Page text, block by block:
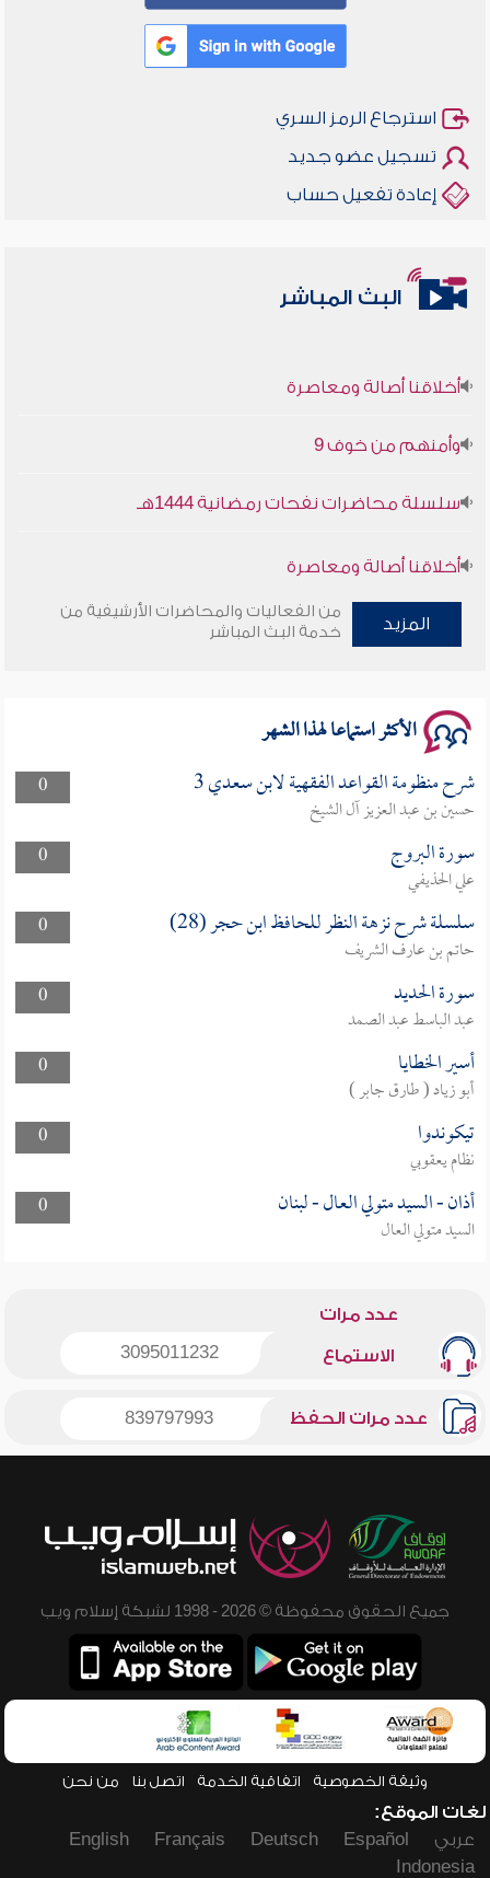
استرجاع الرمز السري
تسجيل عضو جديد
إعادة تفعيل حساب
البث المباشر
أخلاقنا أصالة ومعاصرة
وأمنهم من خوف 9
سلسلة محاضرات نفحات رمضانية 1444هـ
أخلاقنا أصالة ومعاصرة
وأمنهم من خوف 9
المزيد
من الفعاليات والمحاضرات الأرشيفية من
خدمة البث المباشر
الأكثر استماعا لهذا الشهر
0 شرح منظومة القواعد الفقهية لابن سعدي 3
حسين بن عبد العزيز آل الشيخ
0
سورة البروج
علي الحذيفي
0
سلسلة شرح نزهة النظر للحافظ ابن حجر (28)
حاتم بن عارف الشريف
0
سورة الحديد
عبد الباسط عبد الصمد
0
أسير الخطايا
أبو زياد ( طارق جابر )
0
تيكوندوا
نظام يعقوبي
0
أذان - السيد متولي العال - لبنان
السيد متولي العال
عدد مرات
الاستماع 3095011232
عدد مرات الحفظ 839797993
جميع الحقوق محفوظة © 2026 - 1998 لشبكة إسلام ويب
وثيقة الخصوصية اتفاقية الخدمة اتصل بنا من نحن
لغات الموقع:
عربي
Español
Deutsch
Français
English
Indonesia